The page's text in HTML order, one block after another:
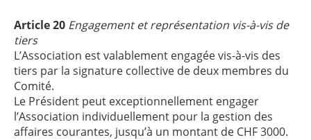
Article 20 Engagement et représentation vis-à-vis de
tiers
L’Association est valablement engagée vis-à-vis des
tiers par la signature collective de deux membres du
Comité.
Le Président peut exceptionnellement engager
l’Association individuellement pour la gestion des
affaires courantes, jusqu’à un montant de CHF 3000.